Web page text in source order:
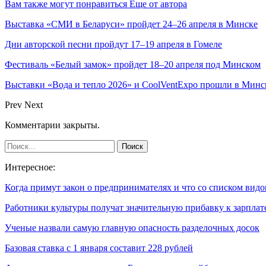
Вам также могут понравиться Еще от автора
Выставка «СМИ в Беларуси» пройдет 24–26 апреля в Минске
Дни авторской песни пройдут 17–19 апреля в Гомеле
Фестиваль «Белый замок» пройдет 18–20 апреля под Минском
Выставки «Вода и тепло 2026» и CoolVentExpo прошли в
Prev Next
Комментарии закрыты.
Интересное:
Когда примут закон о предпринимателях и что со списком
Работники культуры получат значительную прибавку к
Ученые назвали самую главную опасность разделочных досок
Базовая ставка с 1 января составит 228 рублей